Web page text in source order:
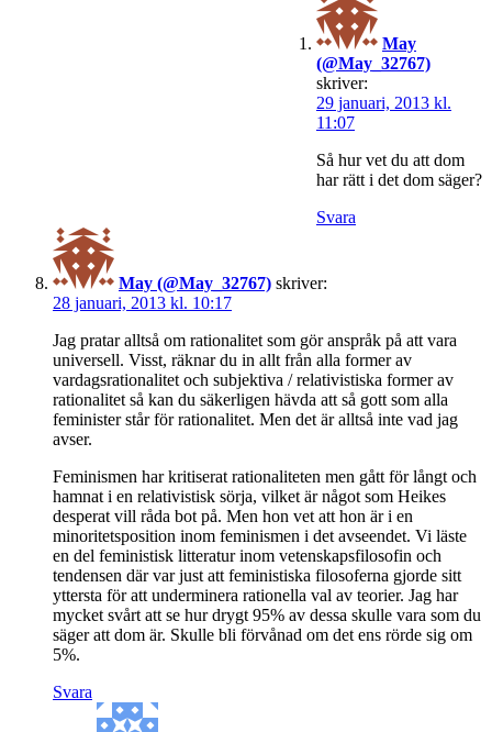
May
(@May_32767)
skriver:
29 januari, 2013 kl.
11:07
Så hur vet du att dom
har rätt i det dom säger?
Svara
May (@May_32767) skriver:
28 januari, 2013 kl. 10:17
Jag pratar alltså om rationalitet som gör anspråk på att vara
universell. Visst, räknar du in allt från alla former av
vardagsrationalitet och subjektiva / relativistiska former av
rationalitet så kan du säkerligen hävda att så gott som alla
feminister står för rationalitet. Men det är alltså inte vad jag
avser.
Feminismen har kritiserat rationaliteten men gått för långt och
hamnat i en relativistisk sörja, vilket är något som Heikes
desperat vill råda bot på. Men hon vet att hon är i en
minoritetsposition inom feminismen i det avseendet. Vi läste
en del feministisk litteratur inom vetenskapsfilosofin och
tendensen där var just att feministiska filosoferna gjorde sitt
yttersta för att underminera rationella val av teorier. Jag har
mycket svårt att se hur drygt 95% av dessa skulle vara som du
säger att dom är. Skulle bli förvånad om det ens rörde sig om
5%.
Svara